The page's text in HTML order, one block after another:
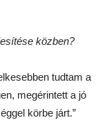
közben?
tudtam a
megérintett a jó
körbe járt.”